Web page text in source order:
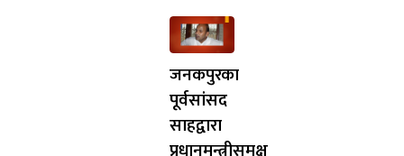
जनकपुरका
पूर्वसांसद
साहद्वारा